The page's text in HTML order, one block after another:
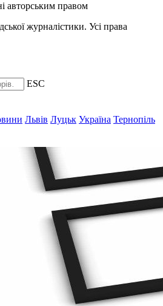
авторським правом
журналістики. Усі права
ESC
Львів Луцьк Україна Тернопіль